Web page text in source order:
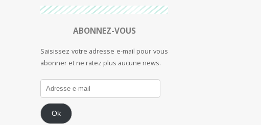
ABONNEZ-VOUS
Saisissez votre adresse e-mail pour vous
abonner et ne ratez plus aucune news.
Ok